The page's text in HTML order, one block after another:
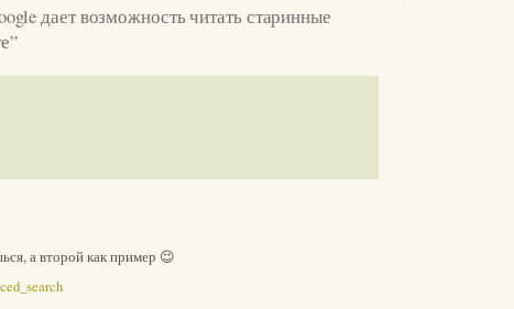
дает возможность читать старинные
а второй как пример 😉